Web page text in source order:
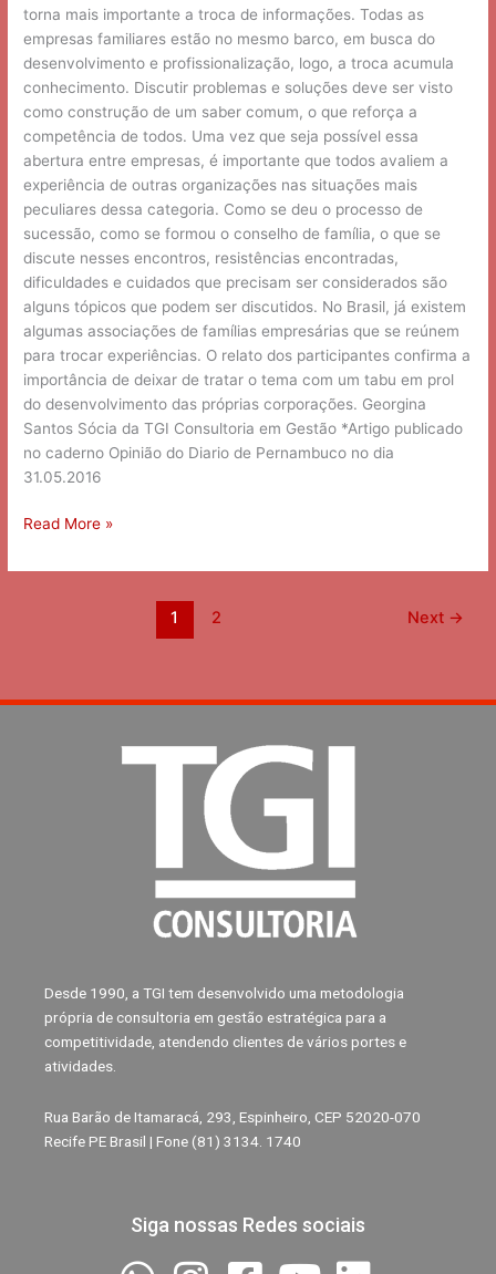
torna mais importante a troca de informações. Todas as
empresas familiares estão no mesmo barco, em busca do
desenvolvimento e profissionalização, logo, a troca acumula
conhecimento. Discutir problemas e soluções deve ser visto
como construção de um saber comum, o que reforça a
competência de todos. Uma vez que seja possível essa
abertura entre empresas, é importante que todos avaliem a
experiência de outras organizações nas situações mais
peculiares dessa categoria. Como se deu o processo de
sucessão, como se formou o conselho de família, o que se
discute nesses encontros, resistências encontradas,
dificuldades e cuidados que precisam ser considerados são
alguns tópicos que podem ser discutidos. No Brasil, já existem
algumas associações de famílias empresárias que se reúnem
para trocar experiências. O relato dos participantes confirma a
importância de deixar de tratar o tema com um tabu em prol
do desenvolvimento das próprias corporações. Georgina
Santos Sócia da TGI Consultoria em Gestão *Artigo publicado
no caderno Opinião do Diario de Pernambuco no dia
31.05.2016
Read More »
1 2 Next →
Desde 1990, a TGI tem desenvolvido uma metodologia
própria de consultoria em gestão estratégica para a
competitividade, atendendo clientes de vários portes e
atividades.
Rua Barão de Itamaracá, 293, Espinheiro, CEP 52020-070
Recife PE Brasil | Fone (81) 3134. 1740
Siga nossas Redes sociais